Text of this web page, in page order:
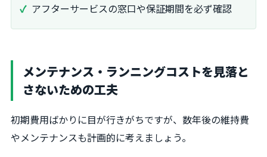
アフターサービスの窓口や保証期間を必ず確認
メンテナンス・ランニングコストを見落と
さないための工夫
初期費用ばかりに目が行きがちですが、数年後の維持費
やメンテナンスも計画的に考えましょう。